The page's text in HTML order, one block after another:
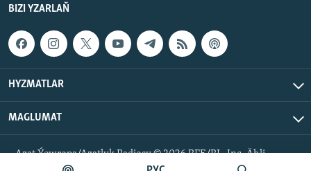
BIZI YZARLAŇ
HYZMATLAR
MAGLUMAT
Azat Ýewropa/Azatlyk Radiosy © 2026 RFE/RL, Inc. Ähli
hukuklar goralan.